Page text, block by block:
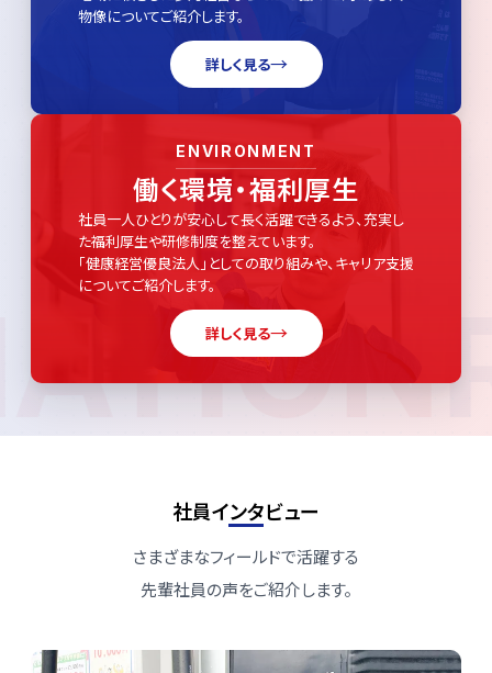
物像についてご紹介します。
詳しく見る→
ENVIRONMENT
働く環境・福利厚生
社員一人ひとりが安心して長く活躍できるよう、充実し
た福利厚生や研修制度を整えています。
「健康経営優良法人」としての取り組みや、キャリア支援
についてご紹介します。
詳しく見る→
社員インタビュー
さまざまなフィールドで活躍する
先輩社員の声をご紹介します。